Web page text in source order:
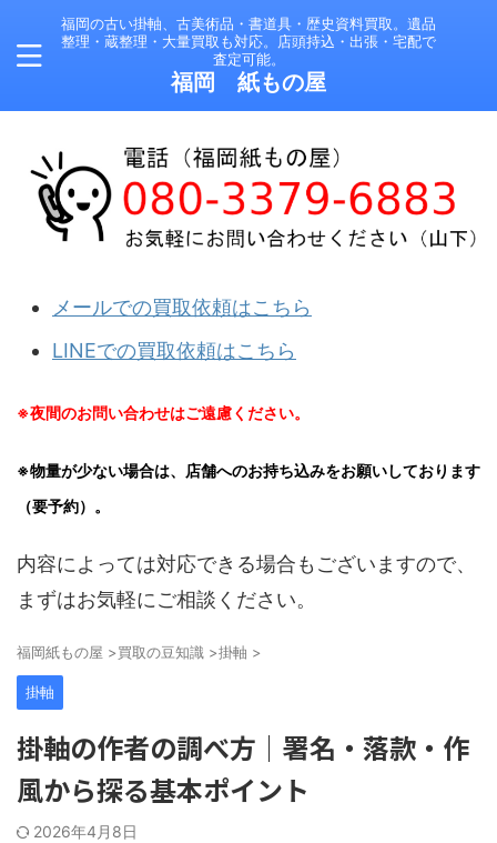
福岡の古い掛軸、古美術品・書道具・歴史資料買取。遺品
整理・蔵整理・大量買取も対応。店頭持込・出張・宅配で
査定可能。
福岡 紙もの屋
メールでの買取依頼はこちら
LINEでの買取依頼はこちら
※夜間のお問い合わせはご遠慮ください。
※物量が少ない場合は、店舗へのお持ち込みをお願いしております
（要予約）。
内容によっては対応できる場合もございますので、
まずはお気軽にご相談ください。
福岡紙もの屋 >買取の豆知識 >掛軸 >
掛軸
掛軸の作者の調べ方｜署名・落款・作
風から探る基本ポイント
2026年4月8日